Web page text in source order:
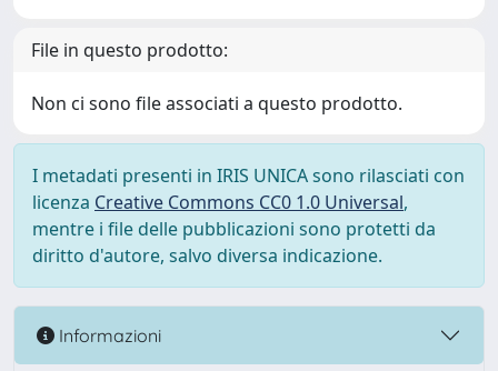
File in questo prodotto:
Non ci sono file associati a questo prodotto.
I metadati presenti in IRIS UNICA sono rilasciati con
licenza Creative Commons CC0 1.0 Universal,
mentre i file delle pubblicazioni sono protetti da
diritto d'autore, salvo diversa indicazione.
Informazioni